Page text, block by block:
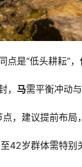
点是“低头耕耘”，
， 马需平衡冲动与
，建议提前布局
42岁群体需特别